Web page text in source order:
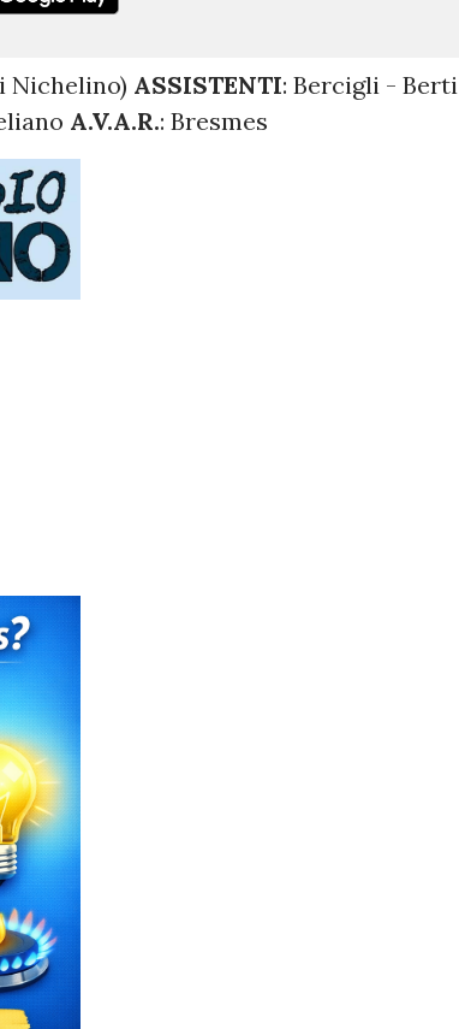
Nichelino) ASSISTENTI: Bercigli - Berti
A.V.A.R.: Bresmes